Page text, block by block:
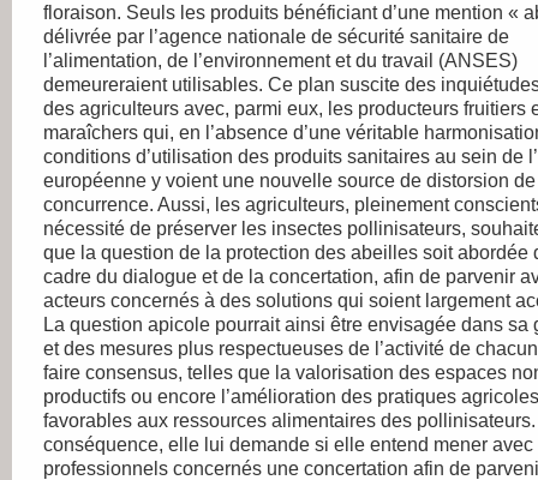
floraison. Seuls les produits bénéficiant d’une mention «
délivrée par l’agence nationale de sécurité sanitaire de
l’alimentation, de l’environnement et du travail (ANSES)
demeureraient utilisables. Ce plan suscite des
des agriculteurs avec, parmi eux, les producteurs fruitiers
maraîchers qui, en l’absence d’une véritable
conditions d’utilisation des produits sanitaires au sein de
européenne y voient une nouvelle source de distorsion de
concurrence. Aussi, les agriculteurs, pleinement
nécessité de préserver les insectes pollinisateurs,
que la question de la protection des abeilles soit abordée
cadre du dialogue et de la concertation, afin de parvenir
acteurs concernés à des solutions qui soient largement
La question apicole pourrait ainsi être envisagée dans sa
et des mesures plus respectueuses de l’activité de
faire consensus, telles que la valorisation des espaces
productifs ou encore l’amélioration des pratiques agricoles
favorables aux ressources alimentaires des
conséquence, elle lui demande si elle entend mener avec
professionnels concernés une concertation afin de